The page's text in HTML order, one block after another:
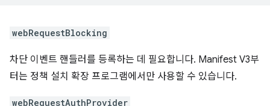
webRequestBlocking
차단 이벤트 핸들러를 등록하는 데 필요합니다. Manifest V3부
터는 정책 설치 확장 프로그램에서만 사용할 수 있습니다.
webRequestAuthProvider